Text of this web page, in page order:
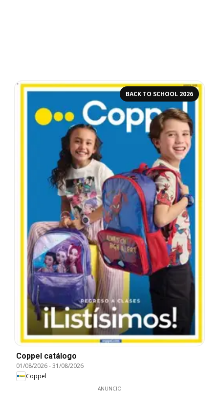
BACK TO SCHOOL 2026
Coppel catálogo
01/08/2026-31/08/2026
Coppel
ANUNCIO